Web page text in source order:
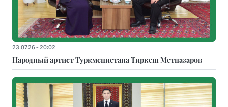
23.07.26 - 20:02
Народный артист Туркменистана Тиркеш Мeтназаров